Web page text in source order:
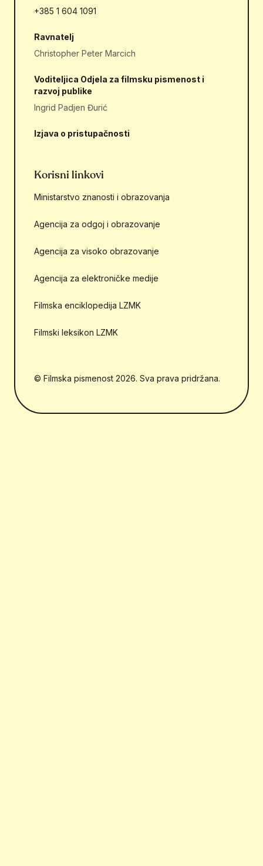
+385 1 604 1091
Ravnatelj
Christopher Peter Marcich
Voditeljica Odjela za filmsku pismenost i
razvoj publike
Ingrid Padjen Đurić
Izjava o pristupačnosti
Korisni linkovi
Ministarstvo znanosti i obrazovanja
Agencija za odgoj i obrazovanje
Agencija za visoko obrazovanje
Agencija za elektroničke medije
Filmska enciklopedija LZMK
Filmski leksikon LZMK
© Filmska pismenost 2026. Sva prava pridržana.